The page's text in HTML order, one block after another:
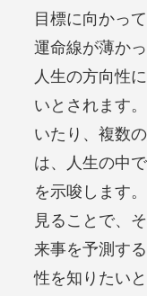
目標に向かっ
運命線が薄か
人生の方向性
いとされます
いたり、複数
は、人生の中
を示唆します
見ることで、
来事を予測す
性を知りたい